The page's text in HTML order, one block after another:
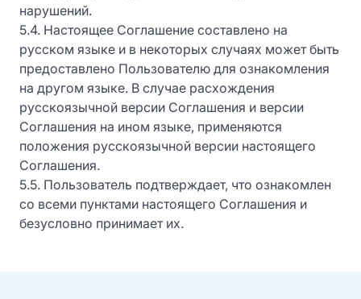
нарушений.
5.4. Настоящее Соглашение составлено на
русском языке и в некоторых случаях может быть
предоставлено Пользователю для ознакомления
на другом языке. В случае расхождения
русскоязычной версии Соглашения и версии
Соглашения на ином языке, применяются
положения русскоязычной версии настоящего
Соглашения.
5.5. Пользователь подтверждает, что ознакомлен
со всеми пунктами настоящего Соглашения и
безусловно принимает их.